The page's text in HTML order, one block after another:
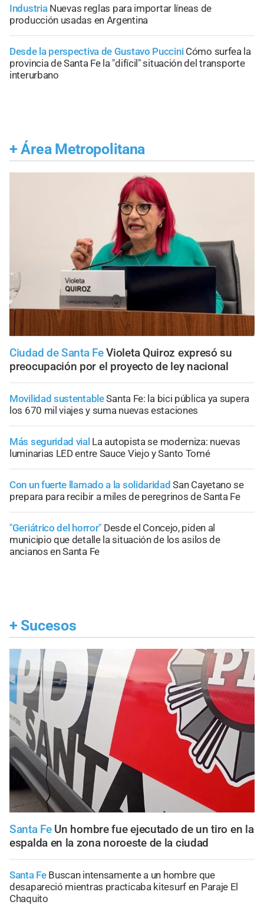
Industria Nuevas reglas para importar líneas de
producción usadas en Argentina
Desde la perspectiva de Gustavo Puccini Cómo surfea la
provincia de Santa Fe la "difícil" situación del transporte
interurbano
+ Área Metropolitana
Ciudad de Santa Fe Violeta Quiroz expresó su
preocupación por el proyecto de ley nacional
Movilidad sustentableSanta Fe: la bici pública ya supera
los 670 mil viajes y suma nuevas estaciones
Más seguridad vial La autopista se moderniza: nuevas
luminarias LED entre Sauce Viejo y Santo Tomé
Con un fuerte llamado a la solidaridad San Cayetano se
prepara para recibir a miles de peregrinos de Santa Fe
"Geriátrico del horror" Desde el Concejo, piden al
municipio que detalle la situación de los asilos de
ancianos en Santa Fe
+ Sucesos
Santa Fe Un hombre fue ejecutado de un tiro en la
espalda en la zona noroeste de la ciudad
Santa Fe Buscan intensamente a un hombre que
desapareció mientras practicaba kitesurf en Paraje El
Chaquito